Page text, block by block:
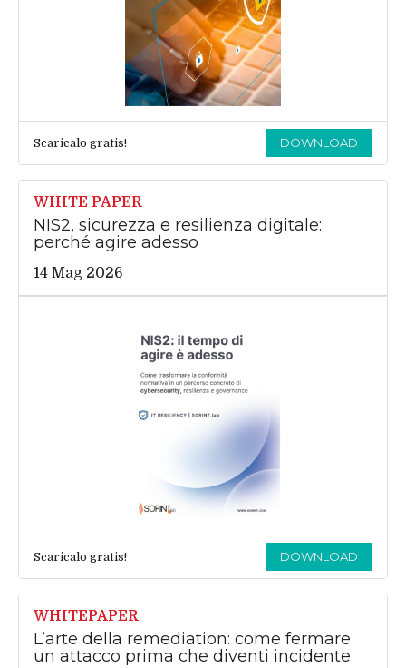
Scaricalo gratis! DOWNLOAD
WHITE PAPER
NIS2, sicurezza e resilienza digitale:
perché agire adesso
14 Mag 2026
Scaricalo gratis! DOWNLOAD
WHITEPAPER
L’arte della remediation: come fermare
un attacco prima che diventi incidente